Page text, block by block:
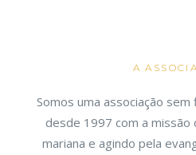
A
Somos uma associação
desde 1997 com a missão
mariana e agindo pela